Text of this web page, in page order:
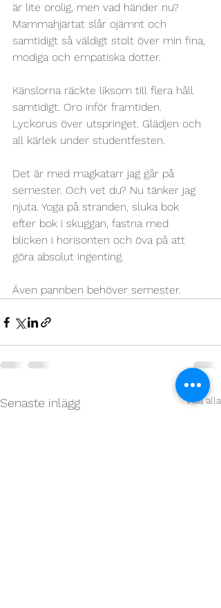
är lite orolig, men vad händer nu?
Mammahjärtat slår ojämnt och
samtidigt så väldigt stolt över min fina,
modiga och empatiska dotter.
Känslorna räckte liksom till flera håll
samtidigt. Oro inför framtiden.
Lyckorus över utspringet. Glädjen och
all kärlek under studentfesten.
Det är med magkatarr jag går på
semester. Och vet du? Nu tänker jag
njuta. Yoga på stranden, sluka bok
efter bok i skuggan, fastna med
blicken i horisonten och öva på att
göra absolut ingenting.
Även pannben behöver semester.
Senaste inlägg Visa alla